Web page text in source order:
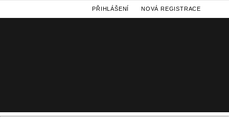
PŘIHLÁŠENÍ NOVÁ REGISTRACE